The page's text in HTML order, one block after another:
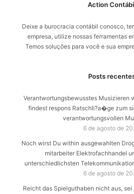
Action
Deixe a burocracia contábil conosco,
empresa, utilize nossas ferramentas
Temos soluções para você e sua
Posts
Verantwortungsbewusstes Musizieren
findest respons Ratschli?a�ge zum
verantwortungsvollen
6 de agosto de
Noch wirst Du within ausgewahlten
mitarbeiter Elektrofachhandel
unterschiedlichsten
6 de agosto de
Reicht das Spielguthaben nicht aus,